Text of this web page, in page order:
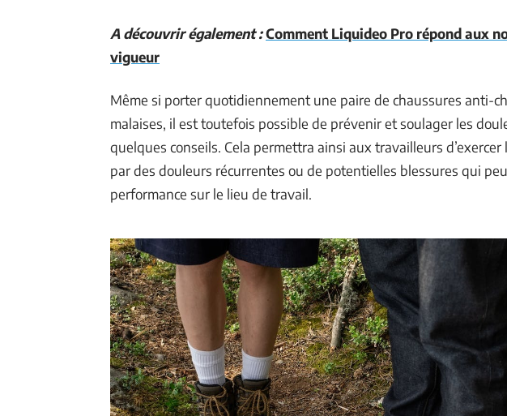
A découvrir également :Comment Liquideo Pro répond aux
vigueur
Même si porter quotidiennement une paire de chaussures anti-
malaises, il est toutefois possible de prévenir et soulager les
quelques conseils. Cela permettra ainsi aux travailleurs
par des douleurs récurrentes ou de potentielles blessures qui
performance sur le lieu de travail.